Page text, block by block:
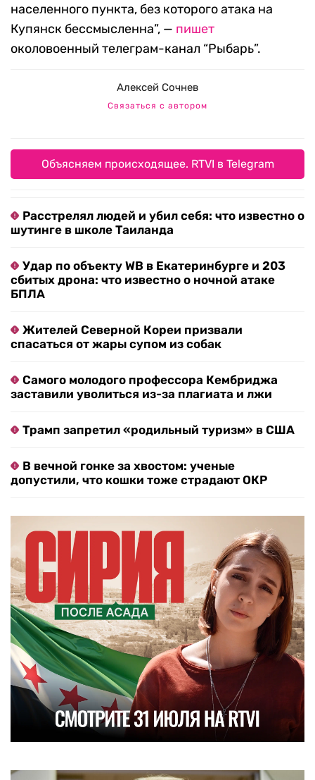
населенного пункта, без которого атака на
Купянск бессмысленна”, — пишет
околовоенный телеграм-канал “Рыбарь”.
Алексей Сочнев
Связаться с автором
Объясняем происходящее. RTVI в Telegram
Расстрелял людей и убил себя: что известно о
шутинге в школе Таиланда
Удар по объекту WB в Екатеринбурге и 203
сбитых дрона: что известно о ночной атаке
БПЛА
Жителей Северной Кореи призвали
спасаться от жары супом из собак
Самого молодого профессора Кембриджа
заставили уволиться из-за плагиата и лжи
Трамп запретил «родильный туризм» в США
В вечной гонке за хвостом: ученые
допустили, что кошки тоже страдают ОКР